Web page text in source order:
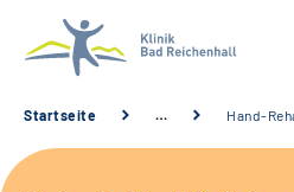
Behandlung
Startseite … Hand-